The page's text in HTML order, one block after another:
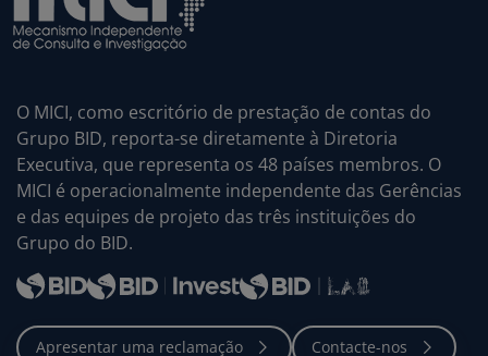
O MICI, como escritório de prestação de contas do
Grupo BID, reporta-se diretamente à Diretoria
Executiva, que representa os 48 países membros. O
MICI é operacionalmente independente das Gerências
e das equipes de projeto das três instituições do
Grupo do BID.